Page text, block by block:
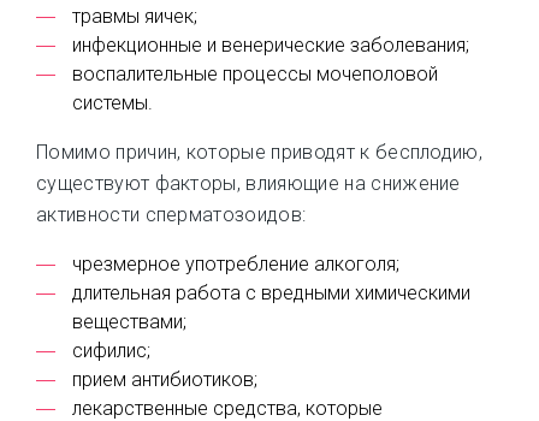
травмы яичек;
инфекционные и венерические заболевания;
воспалительные процессы мочеполовой
системы.
Помимо причин, которые приводят к бесплодию,
существуют факторы, влияющие на снижение
активности сперматозоидов:
чрезмерное употребление алкоголя;
длительная работа с вредными химическими
веществами;
сифилис;
прием антибиотиков;
лекарственные средства, которые